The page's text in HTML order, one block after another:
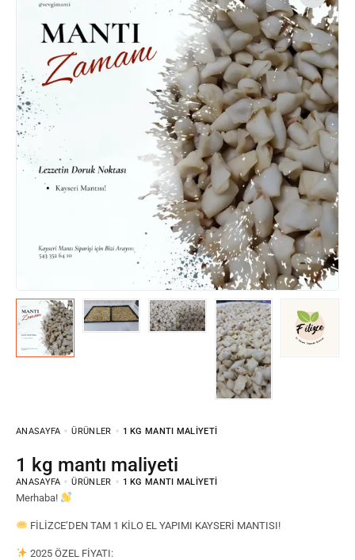
ANASAYFA ÜRÜNLER 1 KG MANTI MALIYETI
1 kg mantı maliyeti
ANASAYFA ÜRÜNLER 1 KG MANTI MALIYETI
Merhaba!
FİLİZCE’DEN TAM 1 KİLO EL YAPIMI KAYSERİ MANTISI!
2025 ÖZEL FİYATI: